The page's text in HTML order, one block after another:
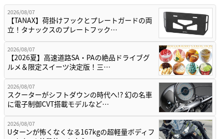
2026/08/07
【TANAX】荷掛けフックとプレートガードの両
立！タナックスのプレートフック…
2026/08/07
【2026夏】高速道路SA・PAの絶品ドライブグ
ルメ＆限定スイーツ決定版！三…
2026/08/07
スクーターがシフトダウンの時代へ!? 幻の名車
に電子制御CVT搭載モデルなど…
2026/08/07
Uターンが怖くなくなる167kgの超軽量ボディフ